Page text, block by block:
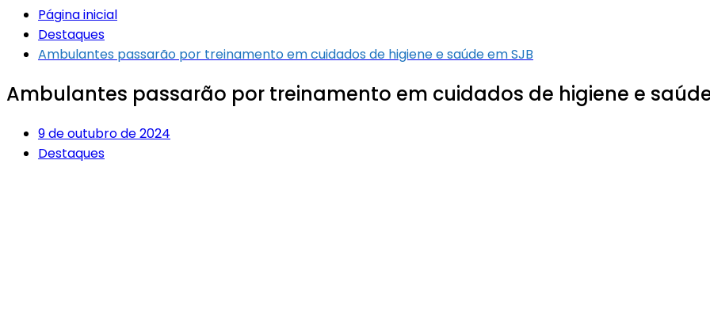
Página inicial
Destaques
Ambulantes passarão por treinamento em cuidados de higiene e saúde em SJB
Ambulantes passarão por treinamento em cuidados de higiene e
9 de outubro de 2024
Destaques